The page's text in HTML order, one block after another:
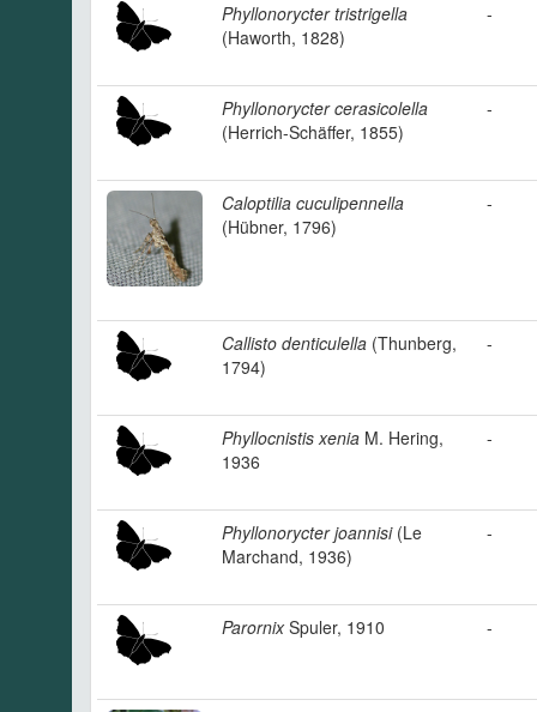
Phyllonorycter tristrigella
(Haworth, 1828)
-
Phyllonorycter cerasicolella
(Herrich-Schäffer, 1855)
-
Caloptilia cuculipennella
(Hübner, 1796)
-
Callisto denticulella (Thunberg,
1794)
-
Phyllocnistis xenia M. Hering,
1936
-
Phyllonorycter joannisi(Le
Marchand, 1936)
-
ParornixSpuler, 1910 -